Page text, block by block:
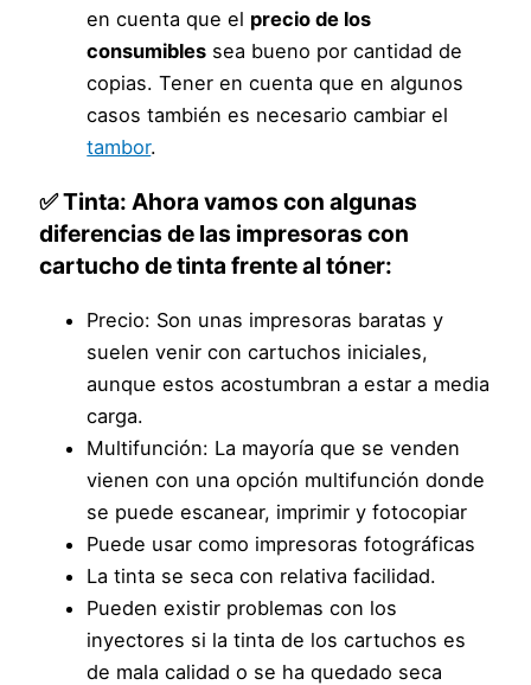
en cuenta que el precio de los
consumibles sea bueno por cantidad de
copias. Tener en cuenta que en algunos
casos también es necesario cambiar el
tambor.
✅ Tinta: Ahora vamos con algunas
diferencias de las impresoras con
cartucho de tinta frente al tóner:
Precio: Son unas impresoras baratas y
suelen venir con cartuchos iniciales,
aunque estos acostumbran a estar a media
carga.
Multifunción: La mayoría que se venden
vienen con una opción multifunción donde
se puede escanear, imprimir y fotocopiar
Puede usar como impresoras fotográficas
La tinta se seca con relativa facilidad.
Pueden existir problemas con los
inyectores si la tinta de los cartuchos es
de mala calidad o se ha quedado seca